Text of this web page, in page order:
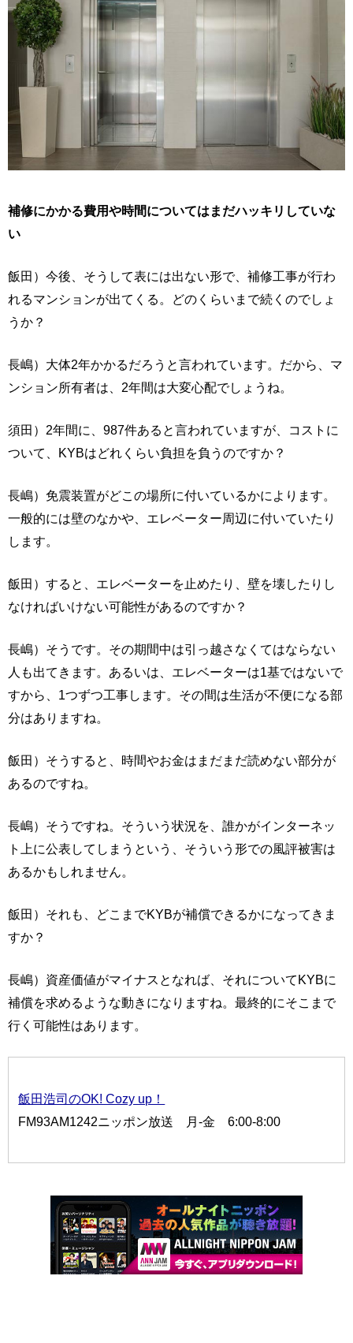
補修にかかる費用や時間についてはまだハッキリしていな
い
飯田）今後、そうして表には出ない形で、補修工事が行わ
れるマンションが出てくる。どのくらいまで続くのでしょ
うか？
長嶋）大体2年かかるだろうと言われています。だから、マ
ンション所有者は、2年間は大変心配でしょうね。
須田）2年間に、987件あると言われていますが、コストに
ついて、KYBはどれくらい負担を負うのですか？
長嶋）免震装置がどこの場所に付いているかによります。
一般的には壁のなかや、エレベーター周辺に付いていたり
します。
飯田）すると、エレベーターを止めたり、壁を壊したりし
なければいけない可能性があるのですか？
長嶋）そうです。その期間中は引っ越さなくてはならない
人も出てきます。あるいは、エレベーターは1基ではないで
すから、1つずつ工事します。その間は生活が不便になる部
分はありますね。
飯田）そうすると、時間やお金はまだまだ読めない部分が
あるのですね。
長嶋）そうですね。そういう状況を、誰かがインターネッ
ト上に公表してしまうという、そういう形での風評被害は
あるかもしれません。
飯田）それも、どこまでKYBが補償できるかになってきま
すか？
長嶋）資産価値がマイナスとなれば、それについてKYBに
補償を求めるような動きになりますね。最終的にそこまで
行く可能性はあります。
飯田浩司のOK! Cozy up！
FM93AM1242ニッポン放送 月-金 6:00-8:00